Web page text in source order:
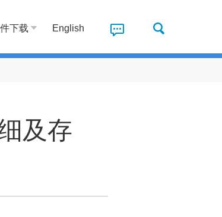
下载 English
及存